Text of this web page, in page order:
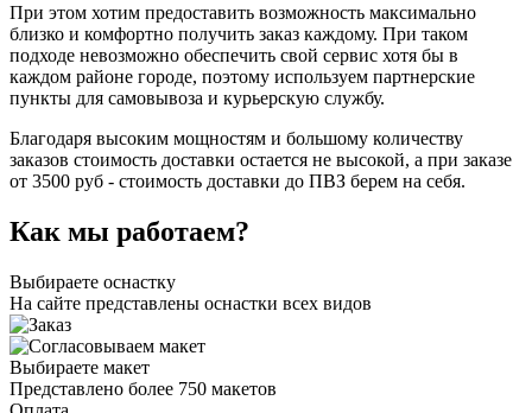
При этом хотим предоставить возможность максимально
близко и комфортно получить заказ каждому. При таком
подходе невозможно обеспечить свой сервис хотя бы в
каждом районе городе, поэтому используем партнерские
пункты для самовывоза и курьерскую службу.
Благодаря высоким мощностям и большому количеству
заказов стоимость доставки остается не высокой, а при заказе
от 3500 руб - стоимость доставки до ПВЗ берем на себя.
Как мы работаем?
Выбираете оснастку
На сайте представлены оснастки всех видов
Выбираете макет
Представлено более 750 макетов